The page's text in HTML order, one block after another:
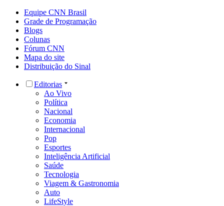
Equipe CNN Brasil
Grade de Programação
Blogs
Colunas
Fórum CNN
Mapa do site
Distribuição do Sinal
Editorias
Ao Vivo
Política
Nacional
Economia
Internacional
Pop
Esportes
Inteligência Artificial
Saúde
Tecnologia
Viagem & Gastronomia
Auto
LifeStyle